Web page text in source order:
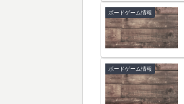
ボードゲーム情報
ボードゲーム情報